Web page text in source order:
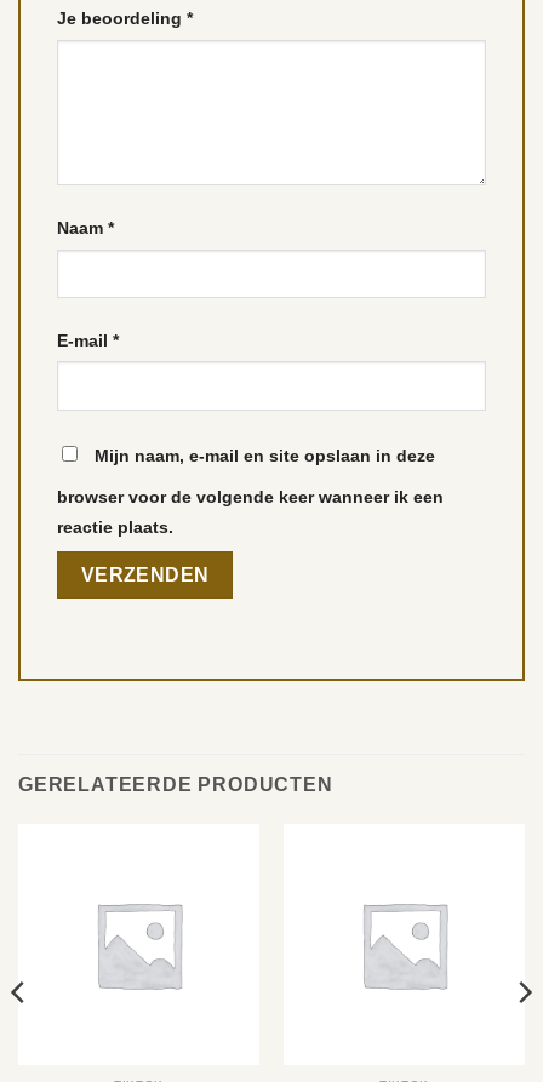
Je beoordeling *
Naam *
E-mail *
Mijn naam, e-mail en site opslaan in deze
browser voor de volgende keer wanneer ik een
reactie plaats.
GERELATEERDE PRODUCTEN